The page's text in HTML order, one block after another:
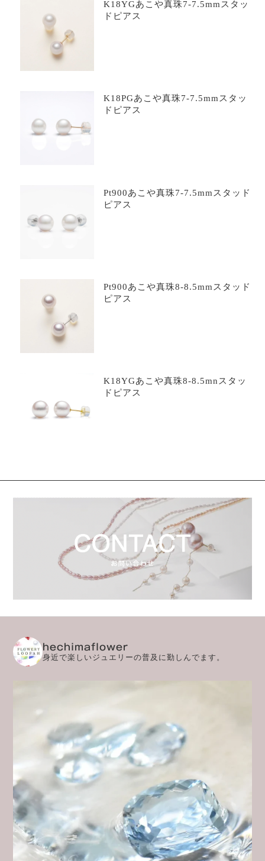
K18YGあこや真珠7-7.5mmスタッ
ドピアス
K18PGあこや真珠7-7.5mmスタッ
ドピアス
Pt900あこや真珠7-7.5mmスタッド
ピアス
Pt900あこや真珠8-8.5mmスタッド
ピアス
K18YGあこや真珠8-8.5mnスタッ
ドピアス
hechimaflower
身近で楽しいジュエリーの普及に勤しんでます。